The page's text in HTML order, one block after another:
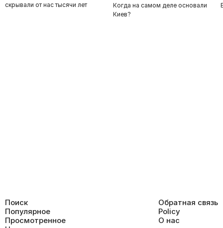
скрывали от нас тысячи лет
Когда на самом деле основали
Киев?
Поиск
Популярное
Просмотренное
Обратная связь
Policy
О нас